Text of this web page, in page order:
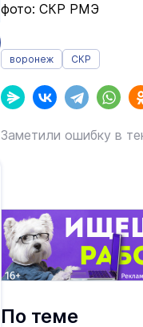
фото: СКР РМЭ
воронеж СКР
Заметили ошибку в
По теме